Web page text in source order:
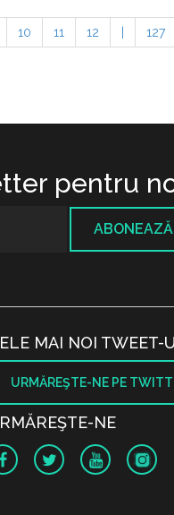
10 11 12 127
pentru
MAI NOI TWEET-
URMĂREŞTE-NE PE
NE